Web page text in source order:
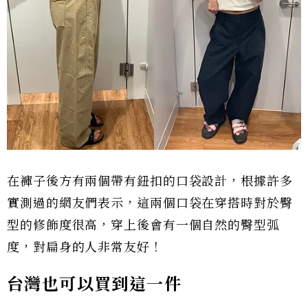
在褲子後方有兩個帶有鈕扣的口袋設計，根據許多
實測過的網友們表示，這兩個口袋在穿搭時對於臀
型的修飾度很高，穿上後會有一個自然的臀型弧
度，對扁身的人非常友好！
台灣也可以買到這一件